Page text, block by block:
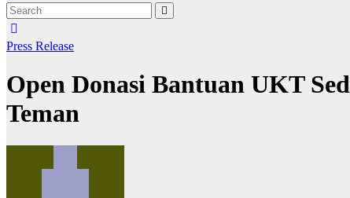
Press Release
Open Donasi Bantuan UKT
Teman